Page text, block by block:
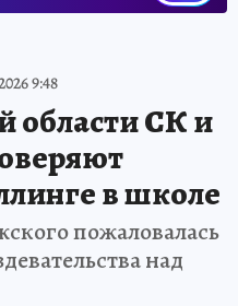
9:48
области СК и
в школе
пожаловалась
над